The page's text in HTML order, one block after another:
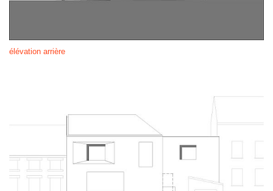
élévation arrière